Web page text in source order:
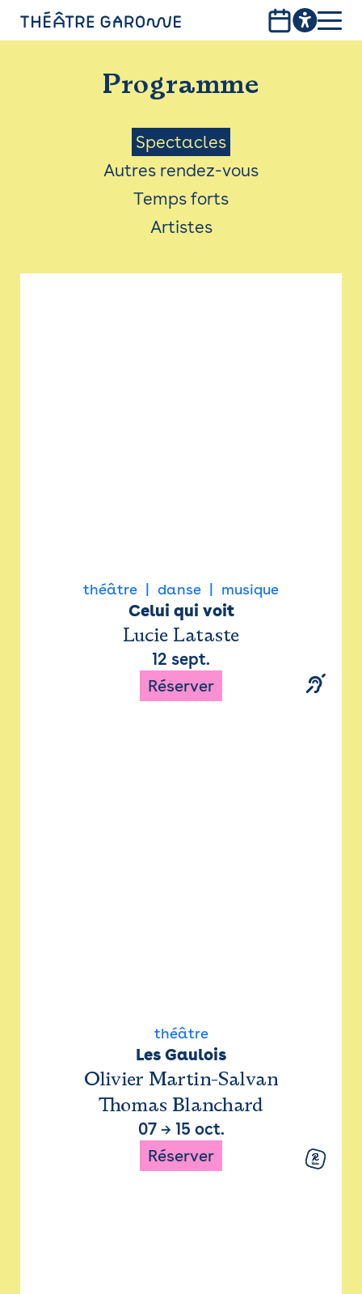
PROGRAMME
INFOS PRATIQUES
AVEC LES PUBLICS
ACCESSIBILITÉ
LES PRODUCTIONS
Programme
Menu
Saison
Spectacles
Autres rendez-vous
Temps forts
Artistes
théâtre danse musique
Celui qui voit
Lucie Lataste
12 sept.
Réserver
théâtre
Les Gaulois
Olivier Martin-Salvan
Thomas Blanchard
07→ 15 oct.
Réserver